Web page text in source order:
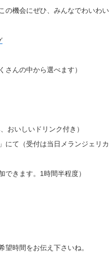
の機会にぜひ、みんなでわいわい
さんの中から選べます）
おいしいドリンク付き）
にて（受付は当日メランジェリカ
きます。1時間半程度）
時間をお伝え下さいね。